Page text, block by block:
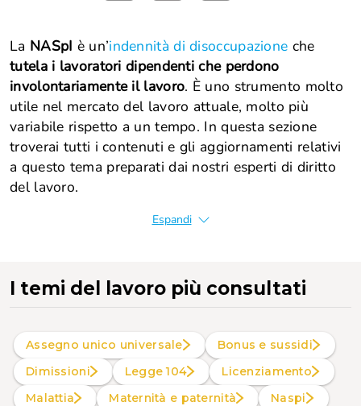
La NASpI è un’indennità di disoccupazione che
tutela i lavoratori dipendenti che perdono
involontariamente il lavoro. È uno strumento molto
utile nel mercato del lavoro attuale, molto più
variabile rispetto a un tempo. In questa sezione
troverai tutti i contenuti e gli aggiornamenti relativi
a questo tema preparati dai nostri esperti di diritto
del lavoro.
Espandi
I temi del lavoro più consultati
Assegno unico universale
Bonus e sussidi
Dimissioni
Legge 104
Licenziamento
Malattia
Maternità e paternità
Naspi